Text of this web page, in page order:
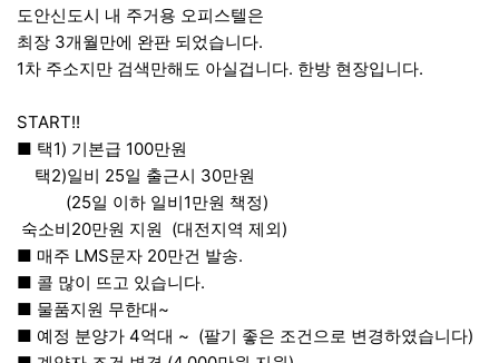
도안신도시 내 주거용 오피스텔은
최장 3개월만에 완판 되었습니다.
1차 주소지만 검색만해도 아실겁니다. 한방 현장입니다.
START!!
■ 택1) 기본급 100만원
택2)일비 25일 출근시 30만원
(25일 이하 일비1만원 책정)
숙소비20만원 지원 (대전지역 제외)
■ 매주 LMS문자 20만건 발송.
■ 콜 많이 뜨고 있습니다.
■ 물품지원 무한대~
■ 예정 분양가 4억대 ~ (팔기 좋은 조건으로 변경하였습니다)